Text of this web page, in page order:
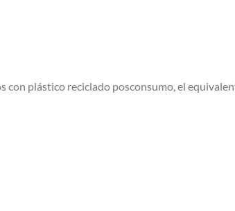
plástico reciclado posconsumo, el